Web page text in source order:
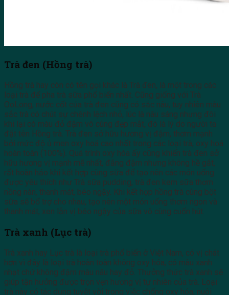
Trà đen (Hồng trà)
Hồng trà hay còn có tên gọi khác là Trà đen, là một trong các
loại trà để pha trà sữa phổ biến nhất. Cũng giống với Trà
OoLong, nước cốt của trà đen cũng có sắc nâu, tuy nhiên màu
sắc trà có chút sự chênh lệch nhỏ, lúc là nâu sáng nhưng đôi
khi lại có màu đỏ đậm vô cùng đẹp mắt, đó là lý do người ta
đặt tên Hồng trà. Trà đen sở hữu hương vị đậm, thơm mạnh
bởi mức độ ủ men oxy hoá cao nhất trong các loại trà, oxy hoá
hoàn toàn (100%). Quá trình oxy hóa ấy cũng khiến trà đen sở
hữu hương vị mạnh mẽ nhất, đắng đậm nhưng không hề gắt,
rất hoàn hảo khi kết hợp cùng sữa để tạo nên các món uống
được yêu thích như Trà sữa pudding, trà đen kem sữa thơm
nồng nàn, thanh mát, béo ngậy. Khi kết hợp hồng trà cùng bột
sữa sẽ bổ trợ cho nhau, tạo nên một món uống thơm ngon và
thanh mát, xen lẫn vị béo ngậy của sữa vô cùng cuốn hút.
Trà xanh (Lục trà)
Trà xanh hay Lục trà là loại trà phổ biến ở Việt Nam, có vị chát
hơn vì đây là loại trà hoàn toàn không oxy hóa, có màu xanh
nhạt chứ không đậm màu nâu hay đỏ. Thưởng thức trà xanh sẽ
giúp tận hưởng được trọn vẹn hương vị tự nhiên của trà. Loại
trà này có tác dụng tuyệt vời trong việc chống oxy hóa, nuôi